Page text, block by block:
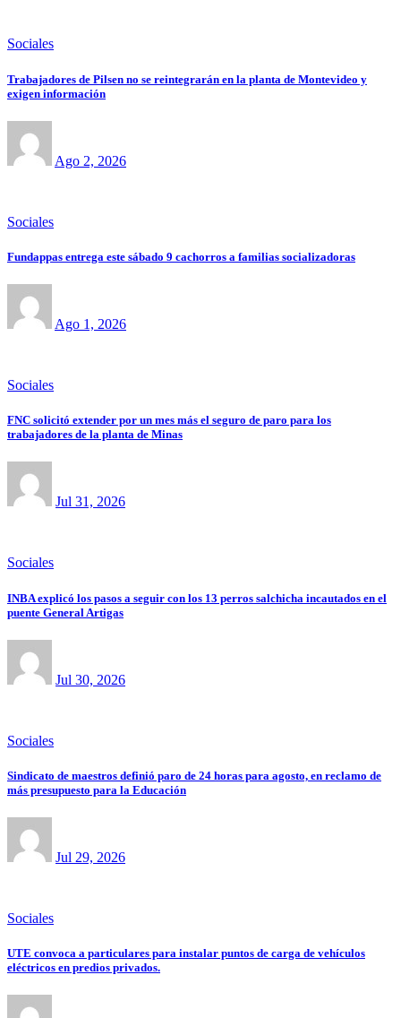
Sociales
Trabajadores de Pilsen no se reintegrarán en la planta de Montevideo y
exigen información
Ago 2, 2026
Sociales
Fundappas entrega este sábado 9 cachorros a familias socializadoras
Ago 1, 2026
Sociales
FNC solicitó extender por un mes más el seguro de paro para los
trabajadores de la planta de Minas
Jul 31, 2026
Sociales
INBA explicó los pasos a seguir con los 13 perros salchicha incautados en el
puente General Artigas
Jul 30, 2026
Sociales
Sindicato de maestros definió paro de 24 horas para agosto, en reclamo de
más presupuesto para la Educación
Jul 29, 2026
Sociales
UTE convoca a particulares para instalar puntos de carga de vehículos
eléctricos en predios privados.